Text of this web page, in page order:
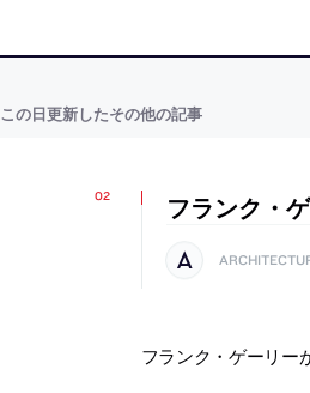
この日更新したその他の記事
フランク・
フランク・ゲーリー